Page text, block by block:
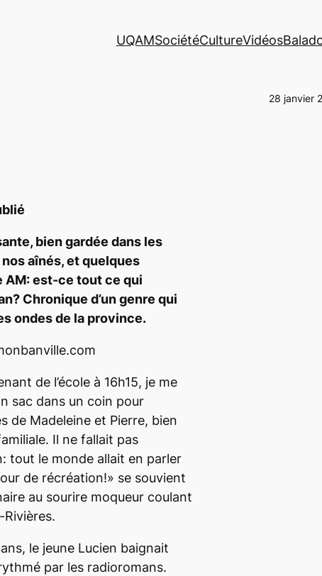
UQAMSociétéCultureVidéos
28 janvier
bien gardée dans les
aînés, et quelques
AM: est-ce tout ce qui
Chronique d’un genre qui
ondes de la province.
de l’école à 16h15, je me
sac dans un coin pour
de Madeleine et Pierre, bien
Il ne fallait pas
tout le monde allait en parler
de récréation!» se souvient
au sourire moqueur coulant
Rivières.
le jeune Lucien baignait
par les radioromans.